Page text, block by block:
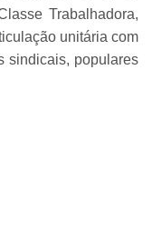
Trabalhadora,
unitária com
sindicais, populares